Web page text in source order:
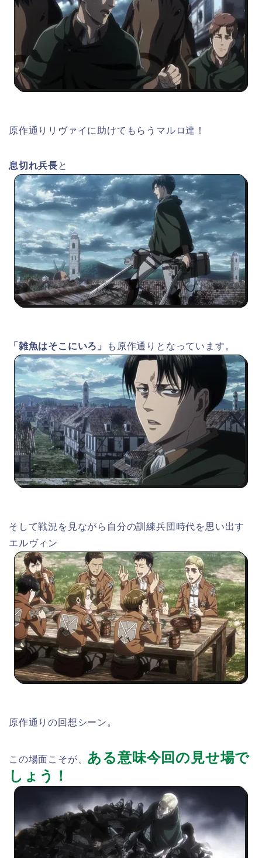
原作通りリヴァイに助けてもらうマルロ達！
息切れ兵長と
「雑魚はそこにいろ」 も原作通りとなっています。
そして戦況を見ながら自分の訓練兵団時代を思い出す
エルヴィン
原作通りの回想シーン。
この場面こそが、 ある意味今回の見せ場で
しょう！